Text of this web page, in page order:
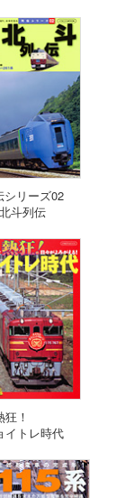
シリーズ02
北斗列伝
狂！
イトレ時代